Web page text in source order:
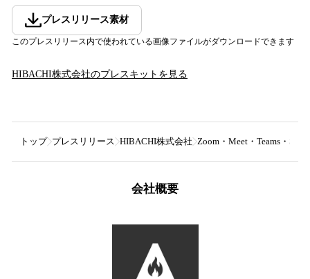
プレスリリース素材
このプレスリリース内で使われている画像ファイルがダウンロードできます
HIBACHI株式会社のプレスキットを見る
トップ プレスリリース HIBACHI株式会社 Zoom・Meet・Teams・
会社概要